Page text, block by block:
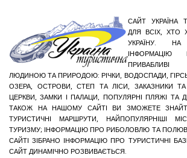
САЙТ УКРАЇНА
ДЛЯ ВСІХ, ХТО
УКРАЇНУ.
ІНФОРМАЦІЮ
ПРИВАБЛИВІ
ЛЮДИНОЮ ТА ПРИРОДОЮ: РІЧКИ, ВОДОСПАДИ,
ОЗЕРА, ОСТРОВИ, СТЕП ТА ЛІСИ, ЗАКАЗНИКИ
ЦЕРКВИ, ЗАМКИ І ПАЛАЦИ, ПОПУЛЯРНІ ПЛЯЖІ ТА
ТАКОЖ НА НАШОМУ САЙТІ ВИ ЗМОЖЕТЕ
ТУРИСТИЧНІ МАРШРУТИ, НАЙПОПУЛЯРНІШІ
ТУРИЗМУ; ІНФОРМАЦІЮ ПРО РИБОЛОВЛЮ ТА
САЙТІ ЗІБРАНО ІНФОРМАЦІЮ ПРО ТУРИСТИЧНІ
САЙТ ДИНАМІЧНО РОЗВИВАЄТЬСЯ.